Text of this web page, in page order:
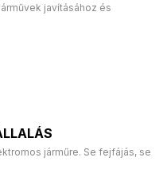
javításához és
járműre. Se fejfájás, se